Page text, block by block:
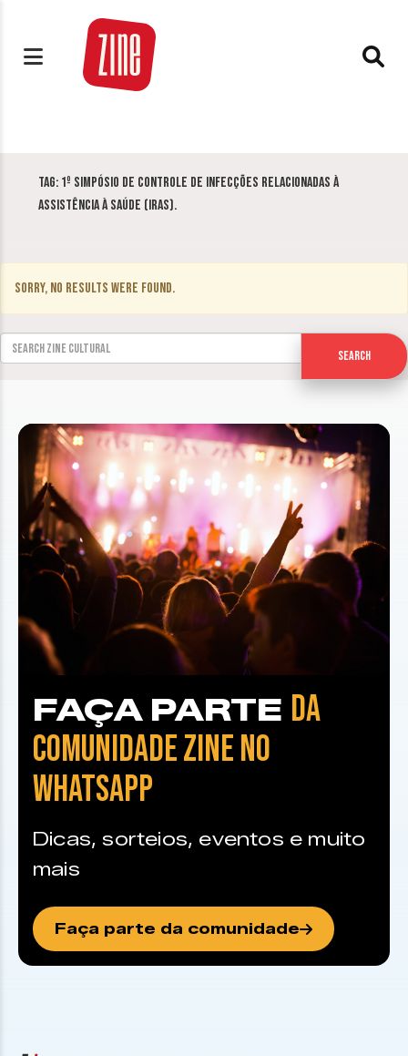
Tag: 1º Simpósio de Controle de Infecções Relacionadas à
Assistência à Saúde (IRAS).
Sorry, no results were found.
Search for:
Search
FAÇA PARTE DA
COMUNIDADE ZINE NO
WHATSAPP
Dicas, sorteios, eventos e muito
mais
Faça parte da comunidade